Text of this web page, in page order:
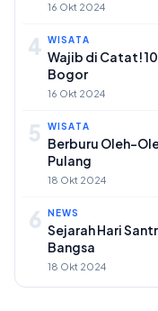
16 Okt 2024
4 WISATA
Wajib di Catat!
Bogor
16 Okt 2024
5 WISATA
Berburu Oleh-
Pulang
18 Okt 2024
6 NEWS
Sejarah Hari
Bangsa
18 Okt 2024